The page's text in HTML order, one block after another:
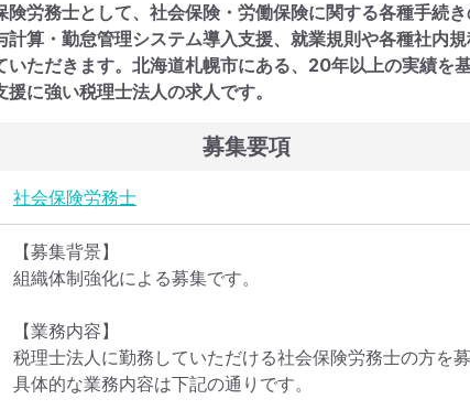
険労務士として、社会保険・労働保険に関する各種手続
計算・勤怠管理システム導入支援、就業規則や各種社内
いただきます。北海道札幌市にある、20年以上の実績を
援に強い税理士法人の求人です。
募集要項
社会保険労務士
【募集背景】
組織体制強化による募集です。
【業務内容】
税理士法人に勤務していただける社会保険労務士の方を募
具体的な業務内容は下記の通りです。